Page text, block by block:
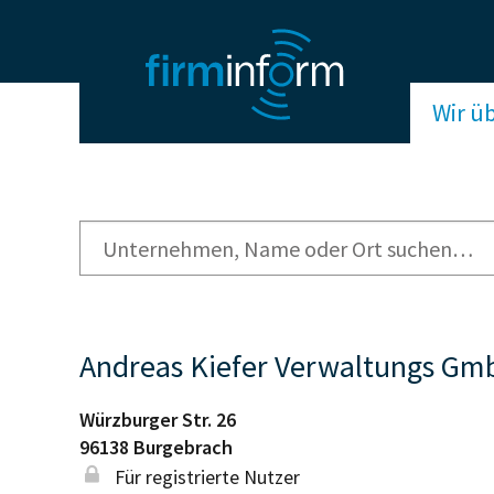
Wir
Andreas Kiefer Verwaltungs
Würzburger Str. 26
96138 Burgebrach
Für registrierte Nutzer